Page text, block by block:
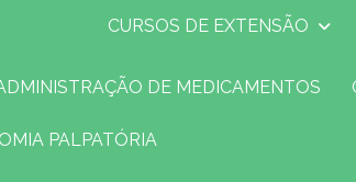
CURSOS DE EXTENSÃO
ADMINISTRAÇÃO DE MEDICAMENTOS
PALPATÓRIA